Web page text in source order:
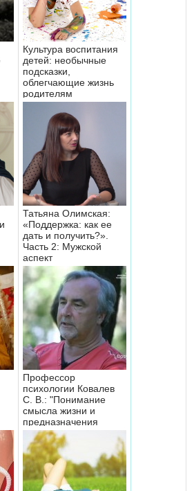
Культура воспитания
детей: необычные
подсказки,
облегчающие жизнь
родителям
Татьяна Олимская:
«Поддержка: как ее
дать и получить?».
Часть 2: Мужской
аспект
Профессор
психологии Ковалев
С. В.: "Понимание
смысла жизни и
предназначения
человека"